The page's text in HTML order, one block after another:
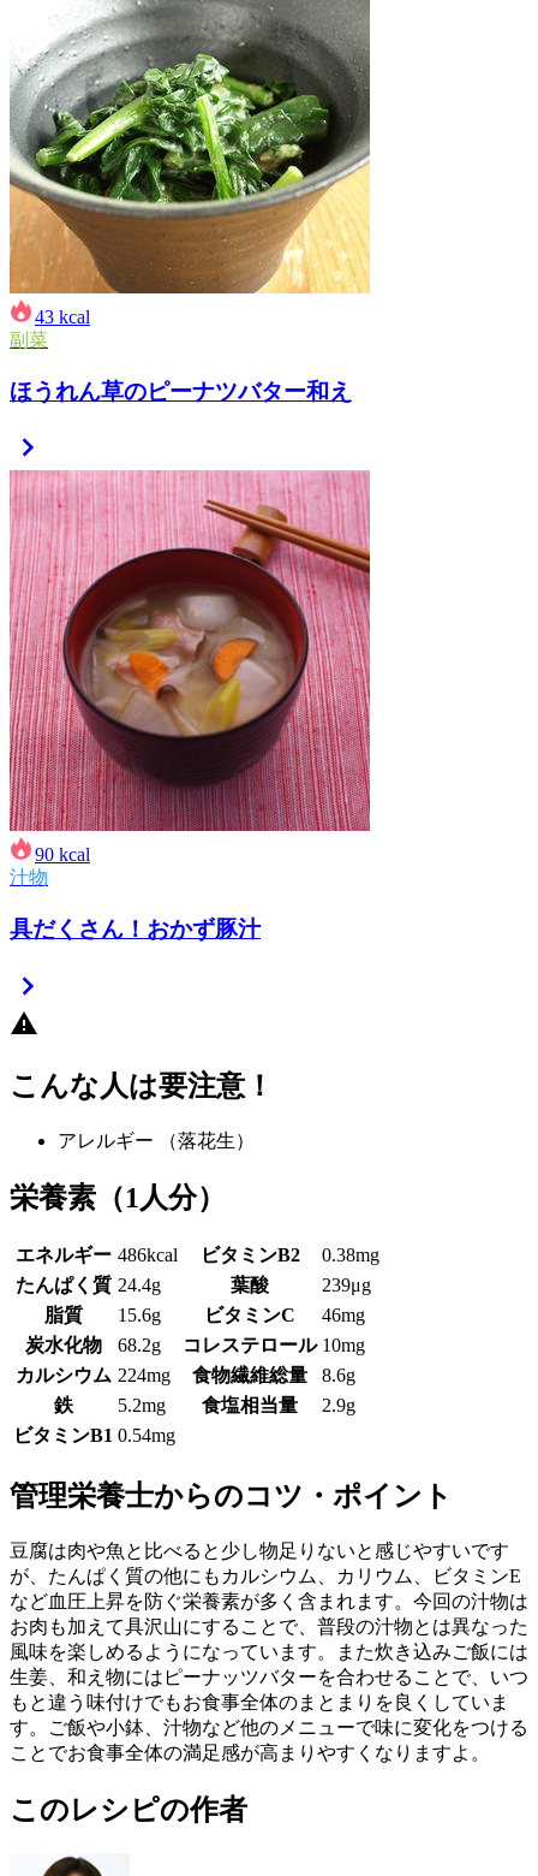
43 kcal
副菜
ほうれん草のピーナツバター和え
90 kcal
汁物
具だくさん！おかず豚汁
こんな人は要注意！
アレルギー （落花生）
栄養素 （1人分）
エネルギー 486kcal ビタミンB2
0.38mg
たんぱく質 24.4g 葉酸
239μg
脂質
15.6g ビタミンC
46mg
炭水化物
68.2g コレステロール 10mg
カルシウム 224mg 食物繊維総量
8.6g
鉄
5.2mg 食塩相当量
2.9g
ビタミンB1 0.54mg
管理栄養士からのコツ・ポイント
豆腐は肉や魚と比べると少し物足りないと感じやすいです
が、たんぱく質の他にもカルシウム、カリウム、ビタミンE
など血圧上昇を防ぐ栄養素が多く含まれます。今回の汁物は
お肉も加えて具沢山にすることで、普段の汁物とは異なった
風味を楽しめるようになっています。また炊き込みご飯には
生姜、和え物にはピーナッツバターを合わせることで、いつ
もと違う味付けでもお食事全体のまとまりを良くしていま
す。ご飯や小鉢、汁物など他のメニューで味に変化をつける
ことでお食事全体の満足感が高まりやすくなりますよ。
このレシピの作者